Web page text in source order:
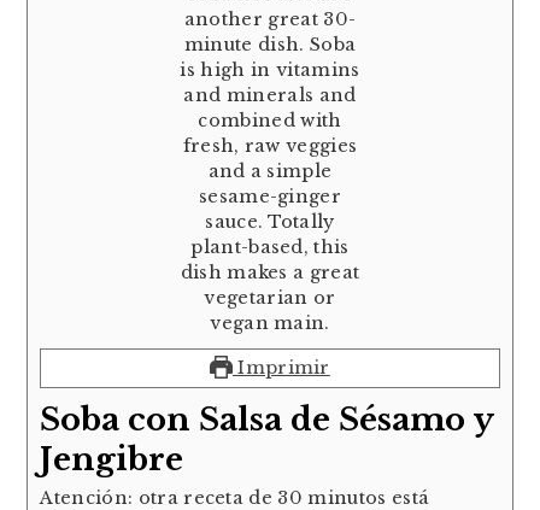
Imprimir
Soba con Salsa de Sésamo y
Jengibre
Atención: otra receta de 30 minutos está